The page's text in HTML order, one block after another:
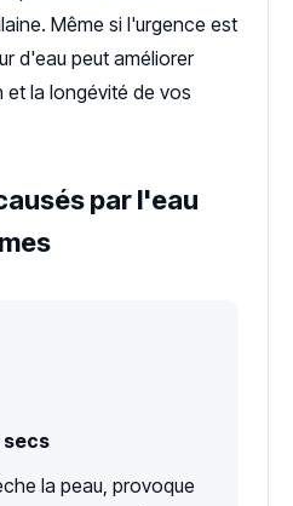
Même si l'urgence est
d'eau peut améliorer
la longévité de vos
par l'eau
secs
la peau, provoque